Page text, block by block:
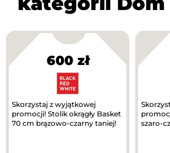
600 zł
Skorzystaj z wyjątkowej
promocji! Stolik okrągły Basket
70 cm brązowo-czarny taniej!
szaro-